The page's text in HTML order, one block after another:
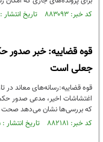
کد خبر: ۸۸۳۰۹۳ تاریخ انتشار : ۱۴۰۴/۱۲/۱۹
قوه قضاییه: خبر صدور
جعلی است
قوه قضاییه:رسانه‌های معاند در
اغتشاشات اخیر، مدعی صدور
که بررسی‌ها نشان می‌دهد صحت
کد خبر: ۸۸۲۱۸۱ تاریخ انتشار : ۱۴۰۴/۱۲/۰۵